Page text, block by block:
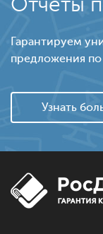
Гарантируем
предложения по
Узнать